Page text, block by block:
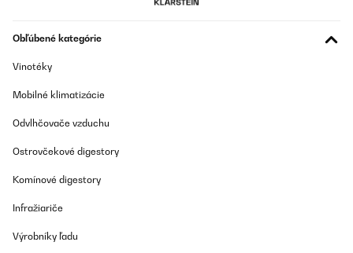
Obľúbené kategórie
Vinotéky
Mobilné klimatizácie
Odvlhčovače vzduchu
Ostrovčekové digestory
Komínové digestory
Infražiariče
Výrobníky ľadu